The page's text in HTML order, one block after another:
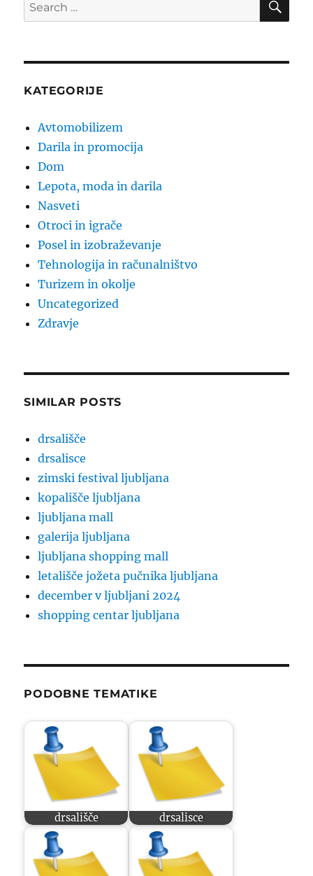
for:
KATEGORIJE
Avtomobilizem
Darila in promocija
Dom
Lepota, moda in darila
Nasveti
Otroci in igrače
Posel in izobraževanje
Tehnologija in računalništvo
Turizem in okolje
Uncategorized
Zdravje
SIMILAR POSTS
drsališče
drsalisce
zimski festival ljubljana
kopališče ljubljana
ljubljana mall
galerija ljubljana
ljubljana shopping mall
letališče jožeta pučnika ljubljana
december v ljubljani 2024
shopping centar ljubljana
PODOBNE TEMATIKE
drsališče drsalisce